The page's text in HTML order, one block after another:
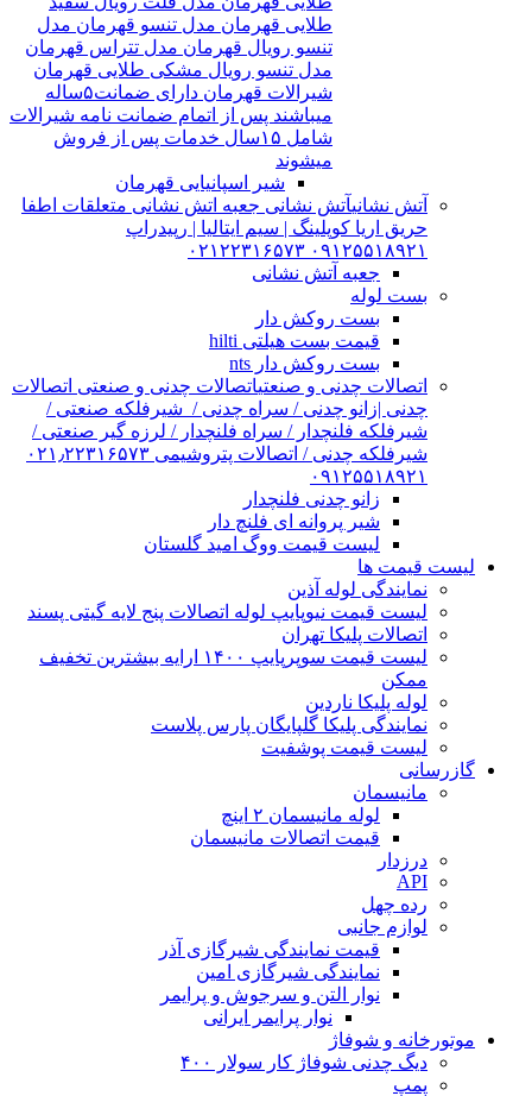
طلایی قهرمان مدل تنسو قهرمان مدل
تنسو رویال قهرمان مدل تتراس قهرمان
مدل تنسو رویال مشکی طلایی قهرمان
شیرالات قهرمان دارای ضمانت۵ساله
میباشند پس از اتمام ضمانت نامه شیرالات
شامل ۱۵سال خدمات پس از فروش
میشوند
شیر اسپانیایی قهرمان
آتش نشانیآتش نشانی جعبه اتش نشانی متعلقات اطفا
حریق اریا کوپلینگ | سیم ایتالیا | رپیدراپ
۰۹۱۲۵۵۱۸۹۲۱ ۰۲۱۲۲۳۱۶۵۷۳
جعبه آتش نشانی
بست لوله
بست روکش دار
قیمت بست هیلتی hilti
بست روکش دار nts
اتصالات چدنی و صنعتیاتصالات چدنی و صنعتی اتصالات
چدنی |زانو چدنی / سراه چدنی / شیرفلکه صنعتی /
شیرفلکه فلنچدار / سراه فلنچدار / لرزه گیر صنعتی /
شیرفلکه چدنی / اتصالات پتروشیمی ۰۲۱٫۲۲۳۱۶۵۷۳
۰۹۱۲۵۵۱۸۹۲۱
زانو چدنی فلنچدار
شیر پروانه ای فلنچ دار
لیست قیمت ووگ امید گلستان
لیست قیمت ها
نمایندگی لوله آذین
لیست قیمت نیوپایپ لوله اتصالات پنج لایه گیتی پسند
اتصالات پلیکا تهران
لیست قیمت سوپرپایپ ۱۴۰۰ ارایه بیشترین تخفیف
ممکن
لوله پلیکا ناردین
نمایندگی پلیکا گلپایگان پارس پلاست
لیست قیمت پوشفیت
گازرسانی
مانیسمان
لوله مانیسمان ۲ اینچ
قیمت اتصالات مانیسمان
درزدار
API
رده چهل
لوازم جانبی
قیمت نمایندگی شیرگازی آذر
نمایندگی شیرگازی امین
نوار التن و سرجوش و پرایمر
نوار پرایمر ایرانی
موتورخانه و شوفاژ
دیگ چدنی شوفاژ کار سولار ۴۰۰
پمپ